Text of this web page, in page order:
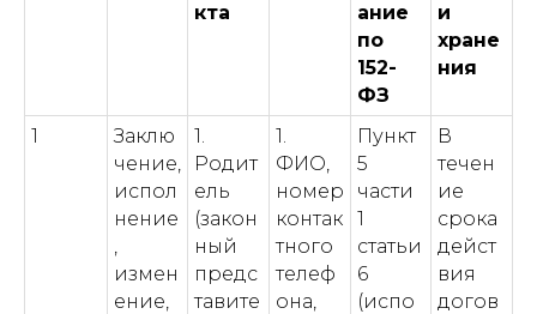
кта
ание
по
152-
ФЗ
и
хране
ния
1
Заклю
чение,
испол
нение
,
измен
ение,
1.
Родит
ель
(закон
ный
предс
тавите
1.
ФИО,
номер
контак
тного
телеф
она,
Пункт
5
части
1
статьи
6
(испо
В
течен
ие
срока
дейст
вия
догов